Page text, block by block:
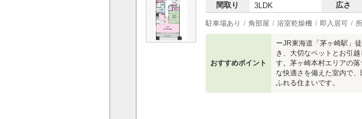
間取り 3LDK 広さ
駐車場あり 角部屋 浴室乾燥機 即入居可
おすすめポイント
ーJR東海道「茅ヶ崎駅」
き、大切なペットとお引
す。茅ヶ崎本村エリアの
な快適さを備えた室内で
ふれる住まいです。